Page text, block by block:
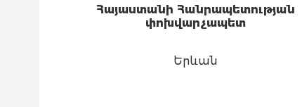
Հայաստանի Հանրապետության
փոխվարչապետ
Երևան